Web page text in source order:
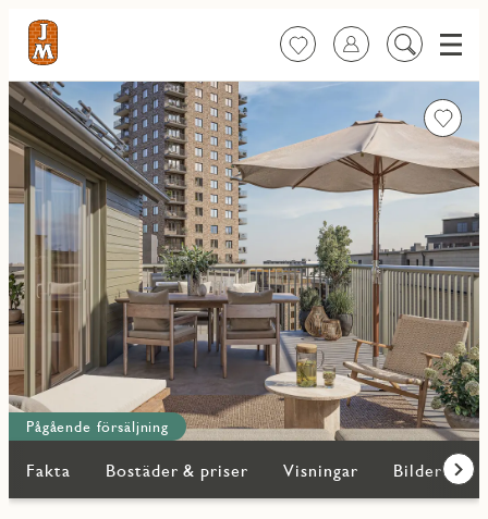
FavoriterLogga in
Sök
Meny
Pågående försäljning
Fakta Bostäder & priser Visningar Bilder